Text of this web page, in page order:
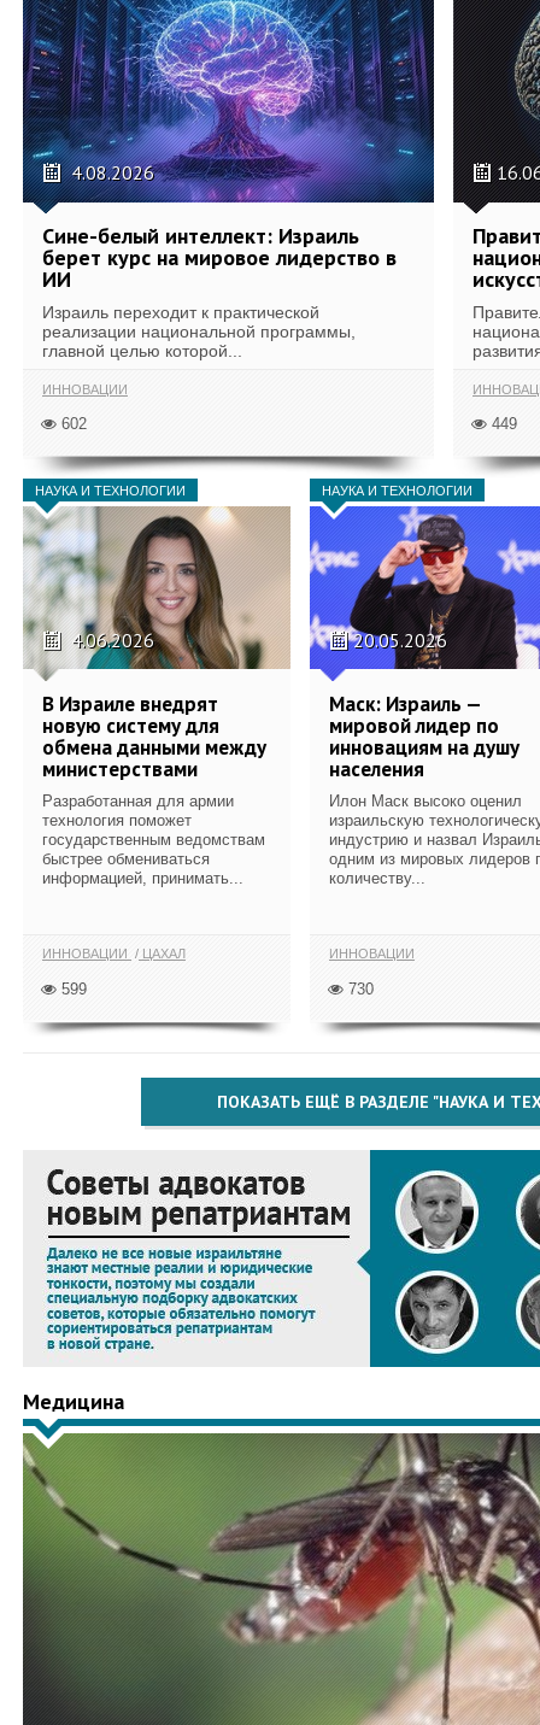
4.08.2026
Сине-белый интеллект: Израиль
берет курс на мировое лидерство в
ИИ
Израиль переходит к практической
реализации национальной программы,
главной целью которой...
ИННОВАЦИИ
602 449
НАУКА И ТЕХНОЛОГИИ
4.06.2026
В Израиле внедрят
новую систему для
обмена данными между
министерствами
Разработанная для армии
технология поможет
государственным ведомствам
быстрее обмениваться
информацией, принимать...
ИННОВАЦИИ ЦАХАЛ
599
НАУКА И ТЕХНОЛОГИИ
20.05.2026
Маск: Израиль —
мировой лидер по
инновациям на душу
населения
Илон Маск высоко оценил
израильскую
индустрию и назвал
одним из мировых лидеров
количеству...
ИННОВАЦИИ
730
ПОКАЗАТЬ ЕЩЁ В РАЗДЕЛЕ "НАУКА И
Медицина